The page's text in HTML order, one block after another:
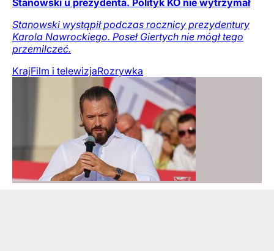
Stanowski u prezydenta. Polityk KO nie wytrzymał
Stanowski wystąpił podczas rocznicy prezydentury
Karola Nawrockiego. Poseł Giertych nie mógł tego
przemilczeć.
KrajFilm i telewizjaRozrywka